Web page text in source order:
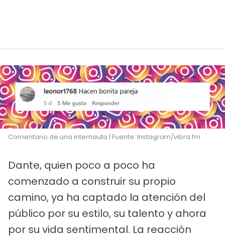
Comentario de una internauta | Fuente: Instagram/vibra.fm
Dante, quien poco a poco ha
comenzado a construir su propio
camino, ya ha captado la atención del
público por su estilo, su talento y ahora
por su vida sentimental. La reacción